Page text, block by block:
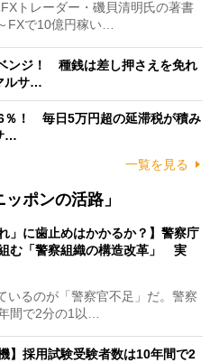
トレーダー・磯貝清明氏の著書
FXで10億円稼い…
ンジ！ 種銭は差し押さえを免れ
ルサ…
％！ 毎日5万円超の延滞税が積み
…
一覧を見る
ポンの活路」
」に歯止めはかかるか？】警察庁
む「警察組織の構造改革」 実
るのが「警察官不足」だ。警察
間で2分の1以…
】採用試験受験者数は10年間で2